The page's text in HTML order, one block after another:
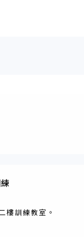
樓訓練教室。